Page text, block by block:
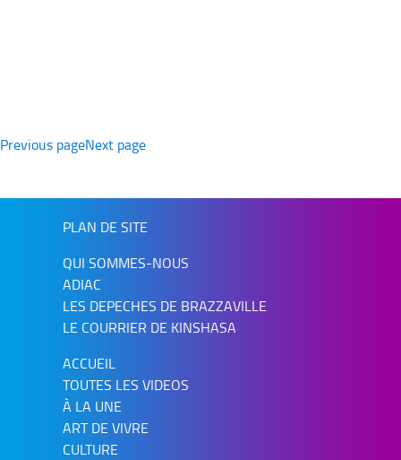
articles
Previous pageNext page
PLAN DE SITE
QUI SOMMES-NOUS
ADIAC
LES DEPECHES DE BRAZZAVILLE
LE COURRIER DE KINSHASA
ACCUEIL
TOUTES LES VIDEOS
À LA UNE
ART DE VIVRE
CULTURE